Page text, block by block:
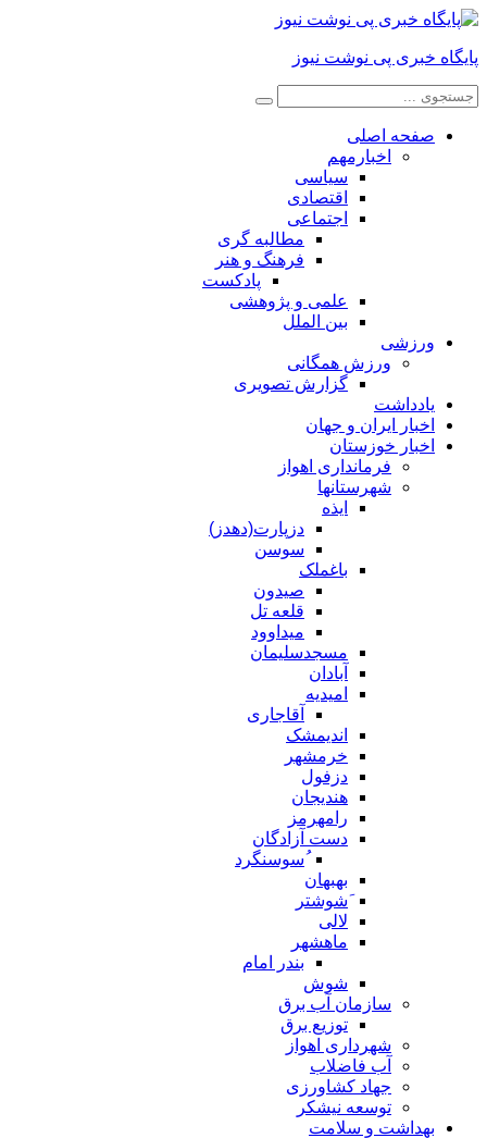
پایگاه خبری پی نوشت نیوز
صفحه اصلی
اخبارمهم
سیاسی
اقتصادی
اجتماعی
مطالبه گری
فرهنگ و هنر
پادکست
علمی و پژوهشی
بین الملل
ورزشی
ورزش همگانی
گزارش تصویری
یادداشت
اخبار ایران و جهان
اخبار خوزستان
فرمانداری اهواز
شهرستانها
ایذه
دزپارت(دهدز)
سوسن
باغملک
صیدون
قلعه تل
میداوود
مسجدسلیمان
آبادان
امیدیه
آقاجاری
اندیمشک
خرمشهر
دزفول
هندیجان
رامهرمز
دست آزادگان
ُسوسنگرد
بهبهان
َشوشتر
لالی
ماهشهر
بندر امام
شوش
سازمان آب برق
توزیع برق
شهرداری اهواز
آب فاضلاب
جهاد کشاورزی
توسعه نیشکر
بهداشت و سلامت